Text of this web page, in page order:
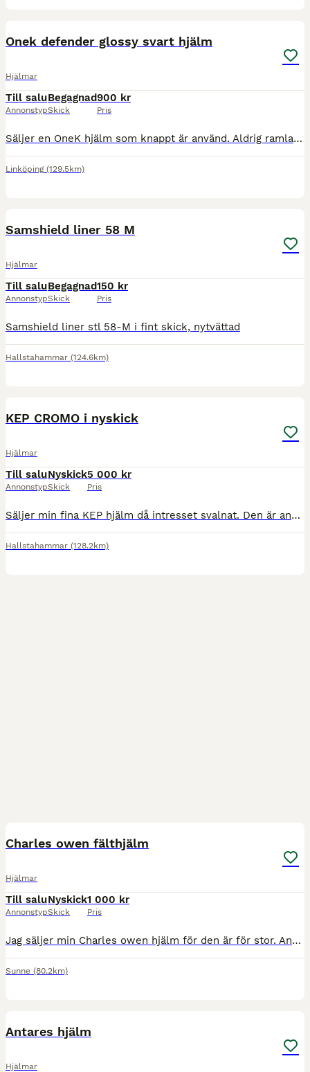
Onek defender glossy svart hjälm
Hjälmar
Till salu
Annonstyp
Begagnad
Skick
900 kr
Pris
Säljer en OneK hjälm som knappt är använd. Aldrig ramlat i marken! Linern som sitter i är strl S 53-54. Kan skickas om köparen betalar frakt
Linköping (129.5km)
Samshield liner 58 M
Hjälmar
Till salu
Annonstyp
Begagnad
Skick
150 kr
Pris
Samshield liner stl 58-M i fint skick, nytvättad
Hallstahammar (124.6km)
KEP CROMO i nyskick
Hjälmar
Till salu
Annonstyp
Nyskick
Skick
5 000 kr
Pris
Säljer min fina KEP hjälm då intresset svalnat. Den är använd ca 10 gånger och har endast en liten repa (se bild 9) som man inte lägger märke till. Den är i färgen navy Inner liner är i storlek 55c
Hallstahammar (128.2km)
Charles owen fälthjälm
Hjälmar
Till salu
Annonstyp
Nyskick
Skick
1 000 kr
Pris
Jag säljer min Charles owen hjälm för den är för stor. Använd ett få tal gånger, aldrig avramlad i eller tappad på något sett. Hjälm mössan följer ej med. Billigt pris för att jag vill få den såld ASA
Sunne (80.2km)
Antares hjälm
Hjälmar